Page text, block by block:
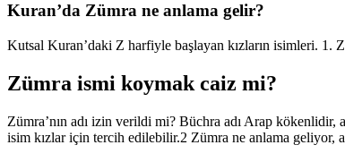
Kuran’da Zümra ne anlama gelir?
Kutsal Kuran’daki Z harfiyle başlayan kızların isimleri. 1.
Zümra ismi koymak caiz mi?
Zümra’nın adı izin verildi mi? Büchra adı Arap
isim kızlar için tercih edilebilir.2 Zümra ne anlama